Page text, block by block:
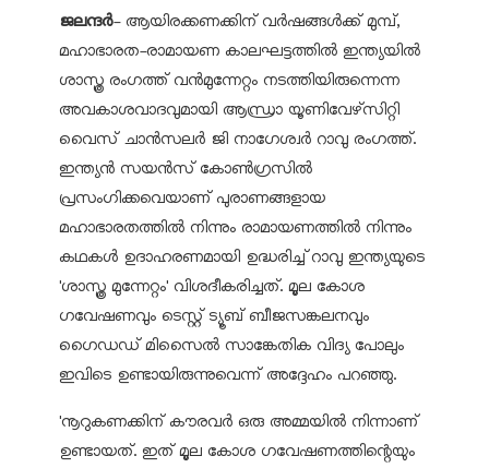
ജലന്ദര്‍- ആയിരക്കണക്കിന് വര്‍ഷങ്ങള്‍ക്ക് മുമ്പ്,
മഹാഭാരത-രാമായണ കാലഘട്ടത്തില്‍ ഇന്ത്യയില്‍
ശാസ്ത്ര രംഗത്ത് വന്‍മുന്നേറ്റം നടത്തിയിരുന്നെന്ന
അവകാശവാദവുമായി ആന്ധ്രാ യൂണിവേഴ്‌സിറ്റി
വൈസ് ചാന്‍സലര്‍ ജി നാഗേശ്വര്‍ റാവു രംഗത്ത്.
ഇന്ത്യന്‍ സയന്‍സ് കോണ്‍ഗ്രസില്‍
പ്രസംഗിക്കവെയാണ് പുരാണങ്ങളായ
മഹാഭാരതത്തില്‍ നിന്നും രാമായണത്തില്‍ നിന്നും
കഥകള്‍ ഉദാഹരണമായി ഉദ്ധരിച്ച് റാവു ഇന്ത്യയുടെ
'ശാസ്ത്ര മുന്നേറ്റം' വിശദീകരിച്ചത്. മൂല കോശ
ഗവേഷണവും ടെസ്റ്റ് ട്യൂബ് ബീജസങ്കലനവും
ഗൈഡഡ് മിസൈല്‍ സാങ്കേതിക വിദ്യ പോലും
ഇവിടെ ഉണ്ടായിരുന്നുവെന്ന് അദ്ദേഹം പറഞ്ഞു.
'നൂറുകണക്കിന് കൗരവര്‍ ഒരു അമ്മയില്‍ നിന്നാണ്
ഉണ്ടായത്. ഇത് മൂല കോശ ഗവേഷണത്തിന്റെയും